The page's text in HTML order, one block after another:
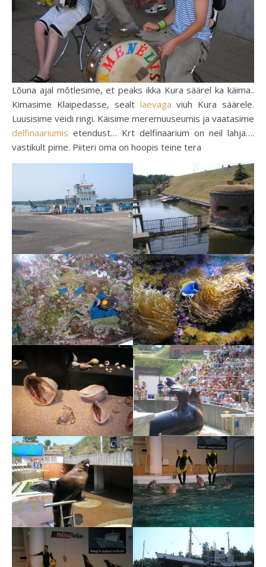
Lõuna ajal mõtlesime, et peaks ikka Kura säärel ka käima..
Kimasime Klaipedasse, sealt laevaga viuh Kura säärele.
Luusisime veidi ringi. Käisime meremuuseumis ja vaatasime
delfinaariumis etendust… Krt delfinaarium on neil lahja….
vastikult pime. Piiteri oma on hoopis teine tera